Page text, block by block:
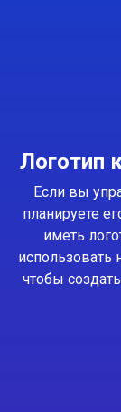
Логотип
Если вы
планируете
иметь
чтобы